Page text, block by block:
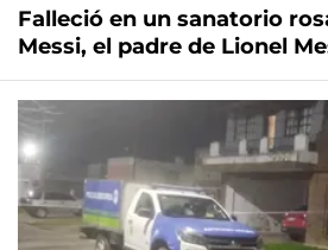
Falleció en un sanatorio
Messi, el padre de Lionel